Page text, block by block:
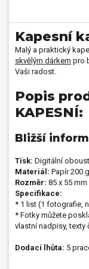
Kapesní
Malý a praktický
skvělým dárkem pro
Vaši radost.
Popis
KAPESNÍ:
Bližší
Tisk: Digitální
Materiál: Papír 200 g
Rozměr: 85 x 55 mm
Specifikace:
* 1 list (1 fotografie,
* Fotky můžete
vlastní nadpisy, texty
Dodací lhůta: 5